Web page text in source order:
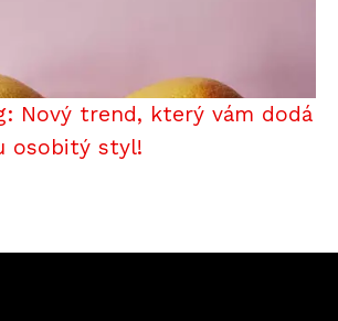
Nový trend, který vám dodá
osobitý styl!